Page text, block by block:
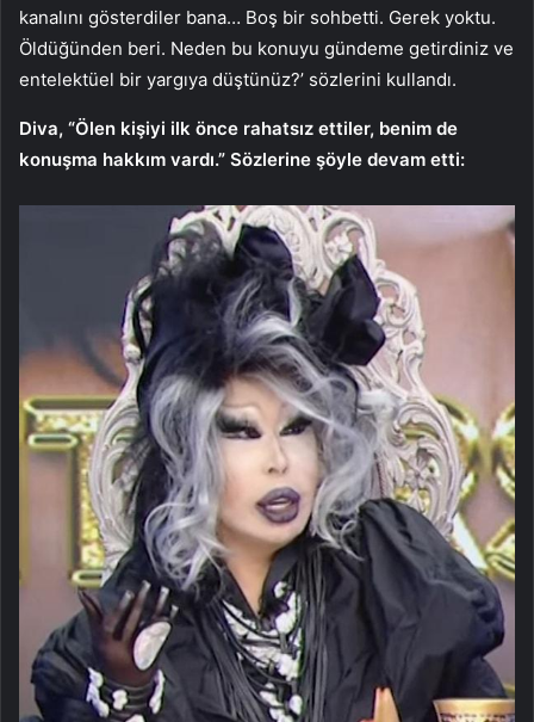
kanalını gösterdiler bana… Boş bir sohbetti. Gerek yoktu.
Öldüğünden beri. Neden bu konuyu gündeme getirdiniz ve
entelektüel bir yargıya düştünüz?’ sözlerini kullandı.
Diva, “Ölen kişiyi ilk önce rahatsız ettiler, benim de
konuşma hakkım vardı.” Sözlerine şöyle devam etti: